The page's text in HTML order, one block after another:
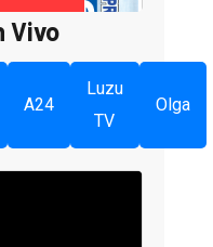
Vivo
A24
Luzu
TV
Olga